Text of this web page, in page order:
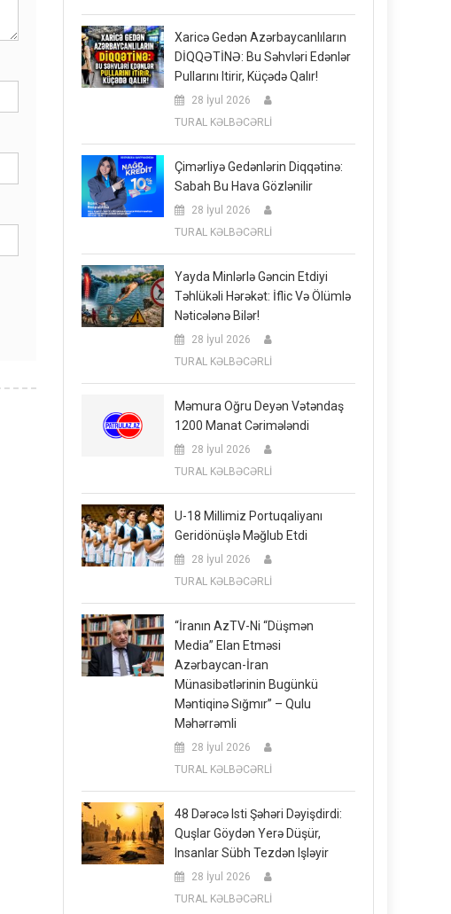
Xaricə Gedən Azərbaycanlıların
DİQQƏTİNƏ: Bu Səhvləri Edənlər
Pullarını Itirir, Küçədə Qalır!
28 İyul 2026
TURAL KƏLBƏCƏRLİ
Çimərliyə Gedənlərin Diqqətinə:
Sabah Bu Hava Gözlənilir
28 İyul 2026
TURAL KƏLBƏCƏRLİ
Yayda Minlərlə Gəncin Etdiyi
Təhlükəli Hərəkət: İflic Və Ölümlə
Nəticələnə Bilər!
28 İyul 2026
TURAL KƏLBƏCƏRLİ
Məmura Oğru Deyən Vətəndaş
1200 Manat Cərimələndi
28 İyul 2026
TURAL KƏLBƏCƏRLİ
U-18 Millimiz Portuqaliyanı
Geridönüşlə Məğlub Etdi
28 İyul 2026
TURAL KƏLBƏCƏRLİ
“İranın AzTV-Ni “düşmən
Media” Elan Etməsi
Azərbaycan-İran
Münasibətlərinin Bugünkü
Məntiqinə Sığmır” – Qulu
Məhərrəmli
28 İyul 2026
TURAL KƏLBƏCƏRLİ
48 Dərəcə Isti Şəhəri Dəyişdirdi:
Quşlar Göydən Yerə Düşür,
Insanlar Sübh Tezdən Işləyir
28 İyul 2026
TURAL KƏLBƏCƏRLİ